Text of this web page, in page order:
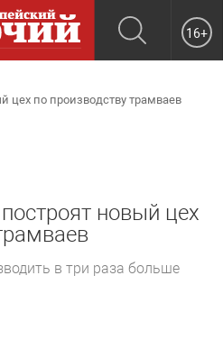
16+
по производству трамваев
новый цех
в три раза больше